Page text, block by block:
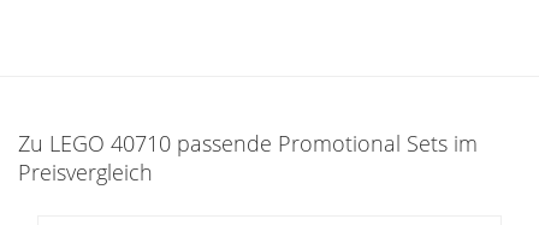
Zu LEGO 40710 passende Promotional Sets im
Preisvergleich